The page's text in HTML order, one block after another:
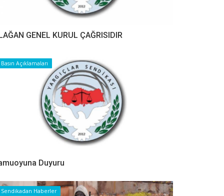
GENEL KURUL ÇAĞRISIDIR
Basın Açıklamaları
Duyuru
Sendikadan Haberler